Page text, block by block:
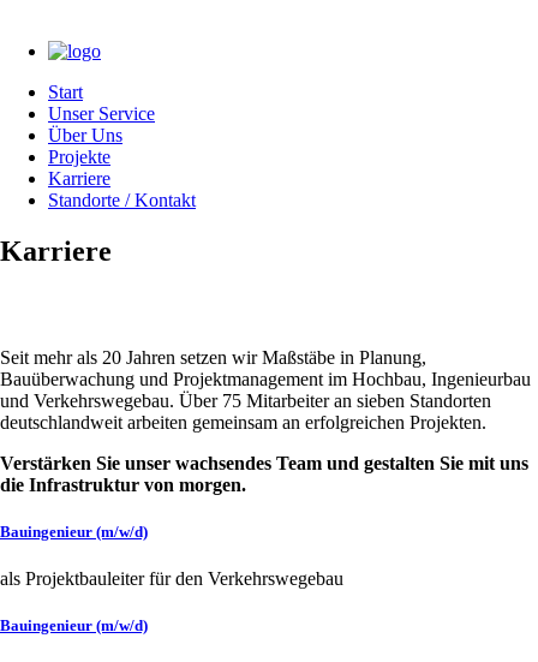
Start
Unser Service
Über Uns
Projekte
Karriere
Standorte / Kontakt
Karriere
Seit mehr als 20 Jahren setzen wir Maßstäbe in Planung,
Bauüberwachung und Projektmanagement im Hochbau, Ingenieurbau
und Verkehrswegebau. Über 75 Mitarbeiter an sieben Standorten
deutschlandweit arbeiten gemeinsam an erfolgreichen Projekten.
Verstärken Sie unser wachsendes Team und gestalten Sie mit uns
die Infrastruktur von morgen.
Bauingenieur (m/w/d)
als Projektbauleiter für den Verkehrswegebau
Bauingenieur (m/w/d)